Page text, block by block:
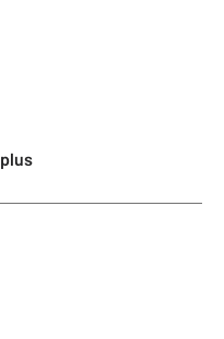
plus